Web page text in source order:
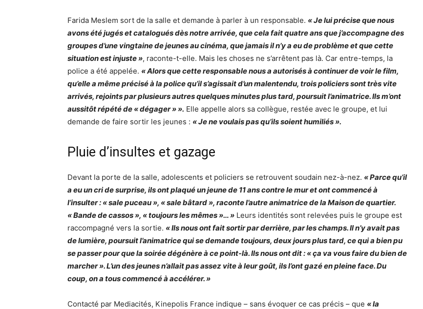
Farida Meslem sort de la salle et demande à parler à un responsable. « Je lui précise que nous
avons été jugés et catalogués dès notre arrivée, que cela fait quatre ans que j’accompagne des
groupes d’une vingtaine de jeunes au cinéma, que jamais il n’y a eu de problème et que cette
situation est injuste », raconte-t-elle. Mais les choses ne s’arrêtent pas là. Car entre-temps, la
police a été appelée. « Alors que cette responsable nous a autorisés à continuer de voir le film,
qu’elle a même précisé à la police qu’il s’agissait d’un malentendu, trois policiers sont très vite
arrivés, rejoints par plusieurs autres quelques minutes plus tard, poursuit l’animatrice. Ils m’ont
aussitôt répété de « dégager » ». Elle appelle alors sa collègue, restée avec le groupe, et lui
demande de faire sortir les jeunes : « Je ne voulais pas qu’ils soient humiliés ».
Pluie d’insultes et gazage
Devant la porte de la salle, adolescents et policiers se retrouvent soudain nez-à-nez. « Parce qu’il
a eu un cri de surprise, ils ont plaqué un jeune de 11 ans contre le mur et ont commencé à
l’insulter : « sale puceau », « sale bâtard », raconte l’autre animatrice de la Maison de quartier.
« Bande de cassos », « toujours les mêmes »… » Leurs identités sont relevées puis le groupe est
raccompagné vers la sortie. « Ils nous ont fait sortir par derrière, par les champs. Il n’y avait pas
de lumière, poursuit l’animatrice qui se demande toujours, deux jours plus tard, ce qui a bien pu
se passer pour que la soirée dégénère à ce point-là. Ils nous ont dit : « ça va vous faire du bien de
marcher ». L’un des jeunes n’allait pas assez vite à leur goût, ils l’ont gazé en pleine face. Du
coup, on a tous commencé à accélérer. »
Contacté par Mediacités, Kinepolis France indique – sans évoquer ce cas précis – que « la